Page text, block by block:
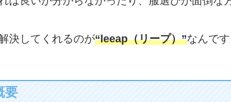
決してくれるのが“leeap（リープ）”なんです
要